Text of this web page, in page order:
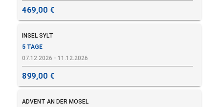
469,00 €
INSEL SYLT
5 TAGE
07.12.2026 - 11.12.2026
899,00 €
ADVENT AN DER MOSEL